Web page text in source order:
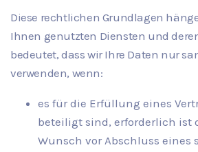
Diese rechtlichen Grundlagen
Ihnen genutzten Diensten und
bedeutet, dass wir Ihre Daten nur
verwenden, wenn:
es für die Erfüllung eines
beteiligt sind, erforderlich ist
Wunsch vor Abschluss eines